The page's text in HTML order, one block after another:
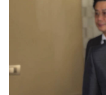
ส่วนกรณีที่มีกระแสข่า
ธรรมนัส เข้าร่วมรัฐบ
เห็น พร้อมชี้แจงว่า พ
หรือไม่ต้องการใคร แ
ประวัติ โดยไม่ได้ระบุ
และเท่าที่เห็นขณะนี้